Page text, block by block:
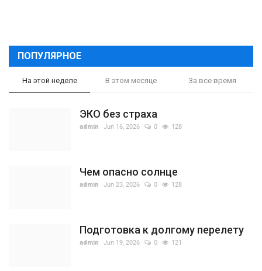
ПОПУЛЯРНОЕ
На этой неделе В этом месяце За все время
ЭКО без страха
admin Jun 16, 2026 0 128
Чем опасно солнце
admin Jun 23, 2026 0 128
Подготовка к долгому перелету
admin Jun 19, 2026 0 121